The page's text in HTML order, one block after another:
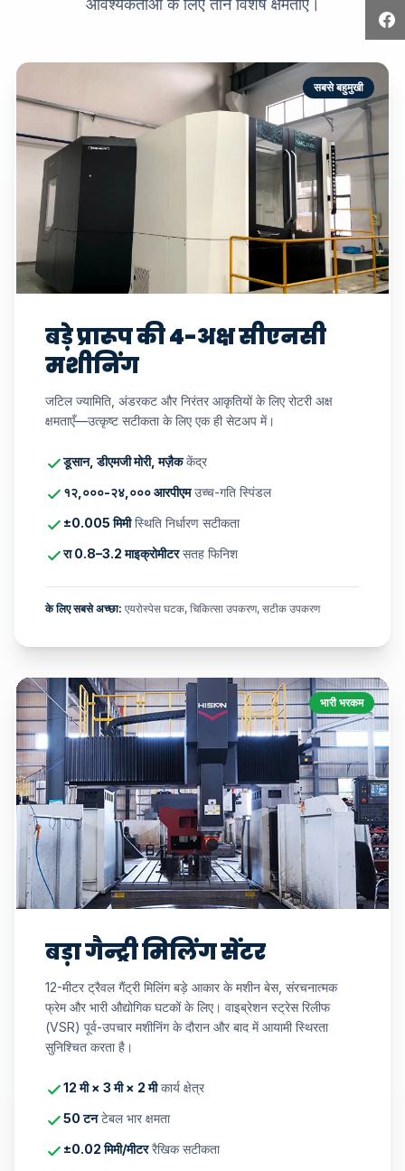
आवश्यकताओं के लिए तीन विशेष क्षमताएँ।
सबसे बहुमुखी
बड़े प्रारूप की 4-अक्ष सीएनसी
मशीनिंग
जटिल ज्यामिति, अंडरकट और निरंतर आकृतियों के लिए रोटरी अक्ष
क्षमताएँ—उत्कृष्ट सटीकता के लिए एक ही सेटअप में।
डूसान, डीएमजी मोरी, मज़ैककेंद्र
१२,०००-२४,००० आरपीएमउच्च-गति स्पिंडल
±0.005 मिमीस्थिति निर्धारण सटीकता
रा 0.8–3.2 माइक्रोमीटरसतह फिनिश
के लिए सबसे अच्छा: एयरोस्पेस घटक, चिकित्सा उपकरण, सटीक उपकरण
भारी भरकम
बड़ा गैन्ट्री मिलिंग सेंटर
12-मीटर ट्रैवल गैंट्री मिलिंग बड़े आकार के मशीन बेस, संरचनात्मक
फ्रेम और भारी औद्योगिक घटकों के लिए। वाइब्रेशन स्ट्रेस रिलीफ
(VSR) पूर्व-उपचार मशीनिंग के दौरान और बाद में आयामी स्थिरता
सुनिश्चित करता है।
12 मी × 3 मी × 2 मीकार्य क्षेत्र
50 टनटेबल भार क्षमता
±0.02 मिमी/मीटररैखिक सटीकता